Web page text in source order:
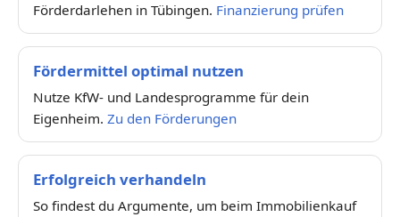
Förderdarlehen in Tübingen. Finanzierung prüfen
Fördermittel optimal nutzen
Nutze KfW- und Landesprogramme für dein
Eigenheim. Zu den Förderungen
Erfolgreich verhandeln
So findest du Argumente, um beim Immobilienkauf